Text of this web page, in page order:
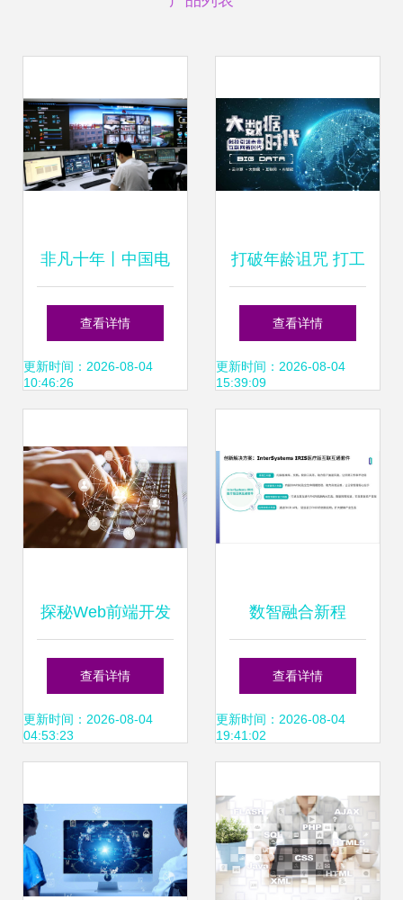
非凡十年丨中国电
信“5G+”赋能
智“绘”数字陕西图
查看详情
更新时间：2026-08-04
10:46:26
打破年龄诅咒 打工
人的大数据转型之
路
查看详情
更新时间：2026-08-04
15:39:09
探秘Web前端开发
互联网技术开发的
浪潮之巅
查看详情
更新时间：2026-08-04
04:53:23
数智融合新程
InterSystems以丰
富产品矩阵赋能中
展
查看详情
更新时间：2026-08-04
19:41:02